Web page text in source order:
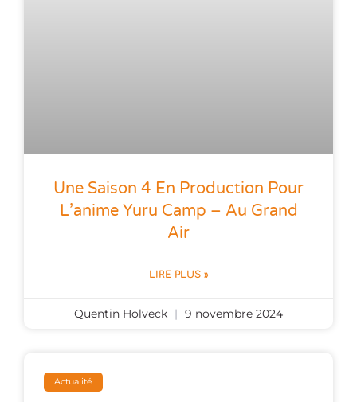
Une Saison 4 En Production Pour
L’anime Yuru Camp – Au Grand
Air
LIRE PLUS »
Quentin Holveck 9 novembre 2024
Actualité